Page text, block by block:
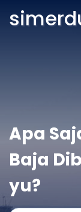
Apa
Baja
yu?